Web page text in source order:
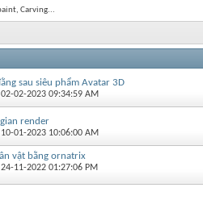
Carving...
sau siêu phẩm Avatar 3D
02-02-2023 09:34:59 AM
render
10-01-2023 10:06:00 AM
vật bằng ornatrix
24-11-2022 01:27:06 PM